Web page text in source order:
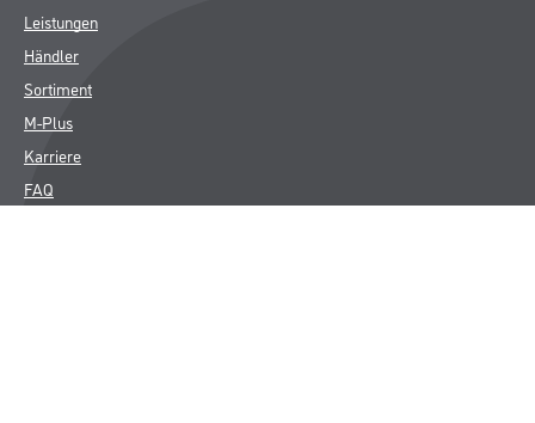
Leistungen
Händler
Sortiment
M-Plus
Karriere
FAQ